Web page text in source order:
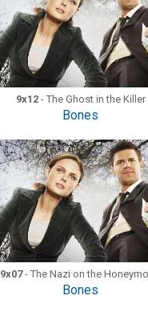
9x12- The Ghost in the Killer
Bones
9x07- The Nazi on the
Bones